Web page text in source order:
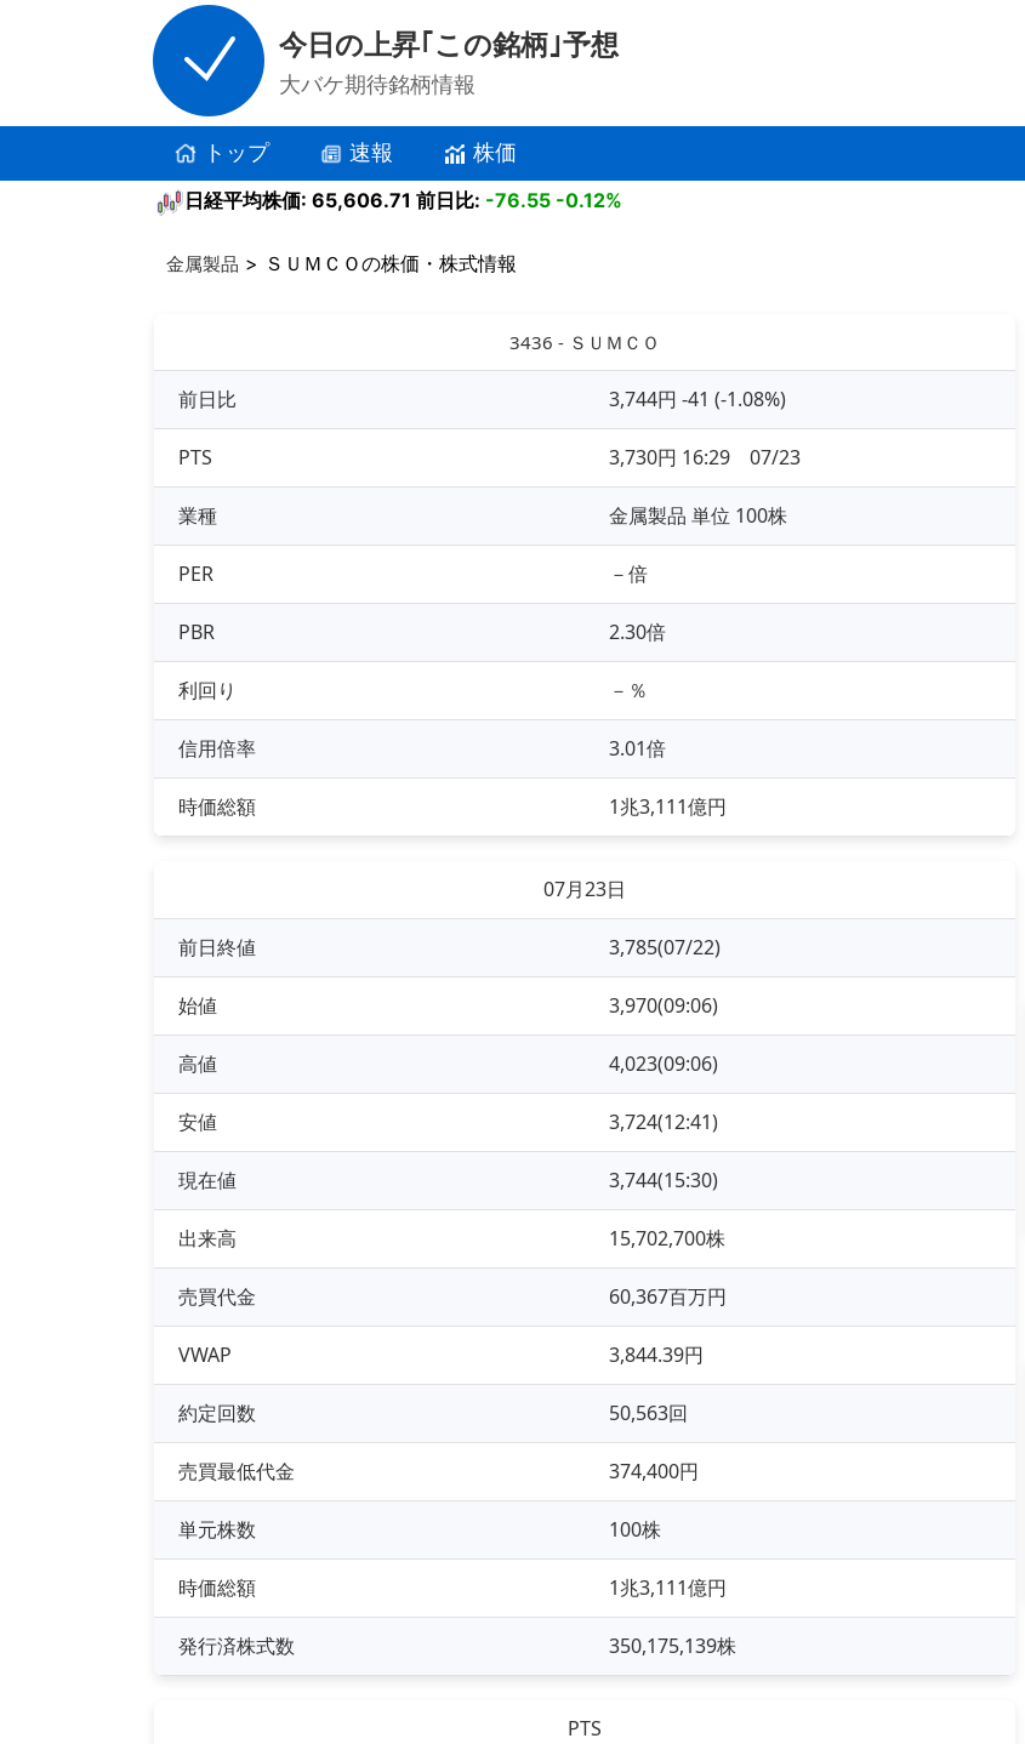
今日の上昇｢この銘柄｣予想
大バケ期待銘柄情報
トップ 速報 株価
日経平均株価: 65,606.71 前日比: -76.55 -0.12%
金属製品 > ＳＵＭＣＯの株価・株式情報
3436 - ＳＵＭＣＯ
前日比 3,744円 -41 (-1.08%)
PTS 3,730円 16:29 07/23
業種 金属製品 単位 100株
PER －倍
PBR 2.30倍
利回り －％
信用倍率 3.01倍
時価総額 1兆3,111億円
07月23日
前日終値 3,785(07/22)
始値 3,970(09:06)
高値 4,023(09:06)
安値 3,724(12:41)
現在値 3,744(15:30)
出来高 15,702,700株
売買代金 60,367百万円
VWAP 3,844.39円
約定回数 50,563回
売買最低代金 374,400円
単元株数 100株
時価総額 1兆3,111億円
発行済株式数 350,175,139株
PTS